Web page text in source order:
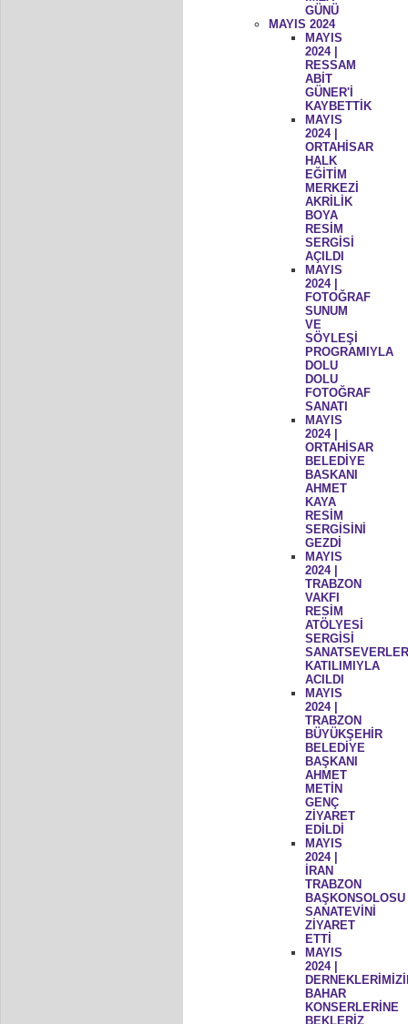
GÜNÜ
MAYIS 2024
MAYIS
2024 |
RESSAM
ABİT
GÜNER'İ
KAYBETTİK
MAYIS
2024 |
ORTAHİSAR
HALK
EĞİTİM
MERKEZİ
AKRİLİK
BOYA
RESİM
SERGİSİ
AÇILDI
MAYIS
2024 |
FOTOĞRAF
SUNUM
VE
SÖYLEŞİ
PROGRAMIYLA
DOLU
DOLU
FOTOĞRAF
SANATI
MAYIS
2024 |
ORTAHİSAR
BELEDİYE
BASKANI
AHMET
KAYA
RESİM
SERGİSİNİ
GEZDİ
MAYIS
2024 |
TRABZON
VAKFI
RESİM
ATÖLYESİ
SERGİSİ
KATILIMIYLA
ACILDI
MAYIS
2024 |
TRABZON
BÜYÜKŞEHİR
BELEDİYE
BAŞKANI
AHMET
METİN
GENÇ
ZİYARET
EDİLDİ
MAYIS
2024 |
İRAN
TRABZON
BAŞKONSOLOSU
SANATEVİNİ
ZİYARET
ETTİ
MAYIS
2024 |
BAHAR
KONSERLERİNE
BEKLERİZ